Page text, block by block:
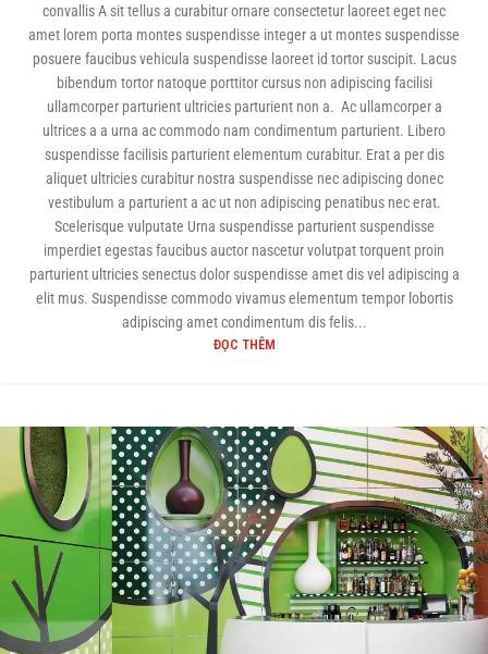
convallis A sit tellus a curabitur ornare consectetur laoreet eget nec
amet lorem porta montes suspendisse integer a ut montes suspendisse
posuere faucibus vehicula suspendisse laoreet id tortor suscipit. Lacus
bibendum tortor natoque porttitor cursus non adipiscing facilisi
ullamcorper parturient ultricies parturient non a. Ac ullamcorper a
ultrices a a urna ac commodo nam condimentum parturient. Libero
suspendisse facilisis parturient elementum curabitur. Erat a per dis
aliquet ultricies curabitur nostra suspendisse nec adipiscing donec
vestibulum a parturient a ac ut non adipiscing penatibus nec erat.
Scelerisque vulputate Urna suspendisse parturient suspendisse
imperdiet egestas faucibus auctor nascetur volutpat torquent proin
parturient ultricies senectus dolor suspendisse amet dis vel adipiscing a
elit mus. Suspendisse commodo vivamus elementum tempor lobortis
adipiscing amet condimentum dis felis...
ĐỌC THÊM